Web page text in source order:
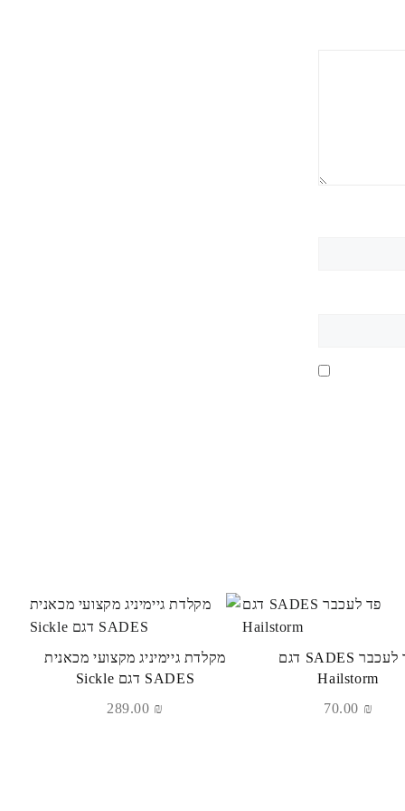
פד לעכבר SADES דגם
Hailstorm
₪
מקלדת גיימיניג מקצועי מכאנית
SADES דגם Sickle
₪